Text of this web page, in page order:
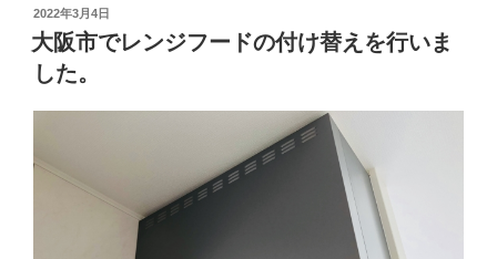
投
稿
日:
2022年3月4日
大阪市でレンジフードの付け替えを行いま
した。